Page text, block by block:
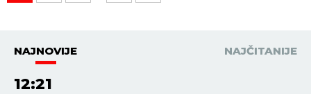
NAJNOVIJE NAJČITANIJE
12:21